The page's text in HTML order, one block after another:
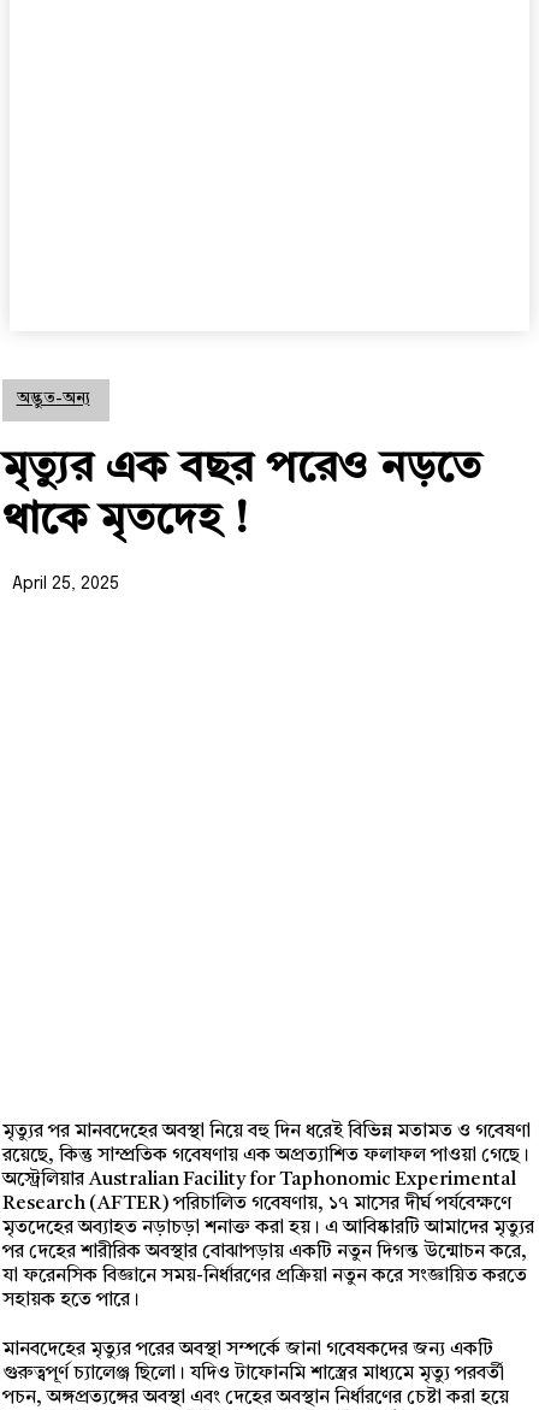
অদ্ভুত-অন্য
মৃত্যুর এক বছর পরেও নড়তে
থাকে মৃতদেহ !
April 25, 2025
মৃত্যুর পর মানবদেহের অবস্থা নিয়ে বহু দিন ধরেই বিভিন্ন মতামত ও গবেষণা
রয়েছে, কিন্তু সাম্প্রতিক গবেষণায় এক অপ্রত্যাশিত ফলাফল পাওয়া গেছে।
অস্ট্রেলিয়ার Australian Facility for Taphonomic Experimental
Research (AFTER) পরিচালিত গবেষণায়, ১৭ মাসের দীর্ঘ পর্যবেক্ষণে
মৃতদেহের অব্যাহত নড়াচড়া শনাক্ত করা হয়। এ আবিষ্কারটি আমাদের মৃত্যুর
পর দেহের শারীরিক অবস্থার বোঝাপড়ায় একটি নতুন দিগন্ত উন্মোচন করে,
যা ফরেনসিক বিজ্ঞানে সময়-নির্ধারণের প্রক্রিয়া নতুন করে সংজ্ঞায়িত করতে
সহায়ক হতে পারে।
মানবদেহের মৃত্যুর পরের অবস্থা সম্পর্কে জানা গবেষকদের জন্য একটি
গুরুত্বপূর্ণ চ্যালেঞ্জ ছিলো। যদিও টাফোনমি শাস্ত্রের মাধ্যমে মৃত্যু পরবর্তী
পচন, অঙ্গপ্রত্যঙ্গের অবস্থা এবং দেহের অবস্থান নির্ধারণের চেষ্টা করা হয়ে